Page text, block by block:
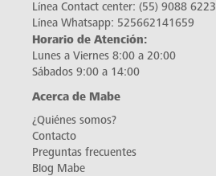
Línea Contact center: (55) 9088 6223
Línea Whatsapp: 525662141659
Horario de Atención:
Lunes a Viernes 8:00 a 20:00
Sábados 9:00 a 14:00
Acerca de Mabe
¿Quiénes somos?
Contacto
Preguntas frecuentes
Blog Mabe